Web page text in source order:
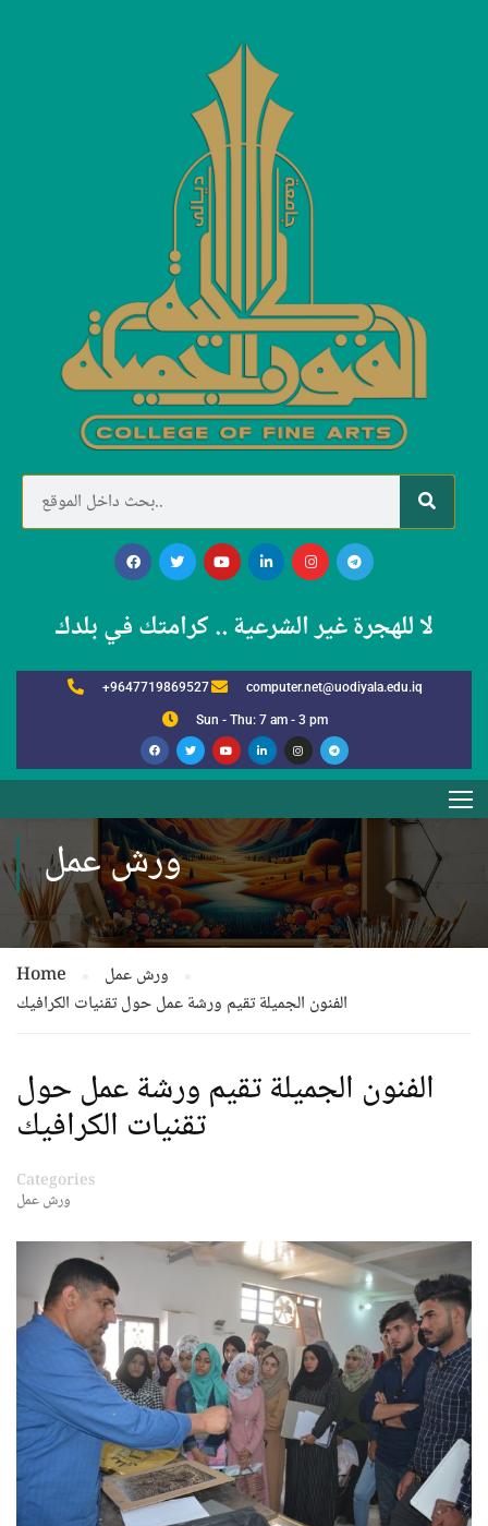
لا للهجرة غير الشرعية .. كرامتك في بلدك
+9647719869527 computer.net@uodiyala.edu.iq
Sun - Thu: 7 am - 3 pm
ورش عمل
Home
ورش عمل
الفنون الجميلة تقيم ورشة عمل حول تقنيات الكرافيك
الفنون الجميلة تقيم ورشة عمل حول
تقنيات الكرافيك
Categories
ورش عمل